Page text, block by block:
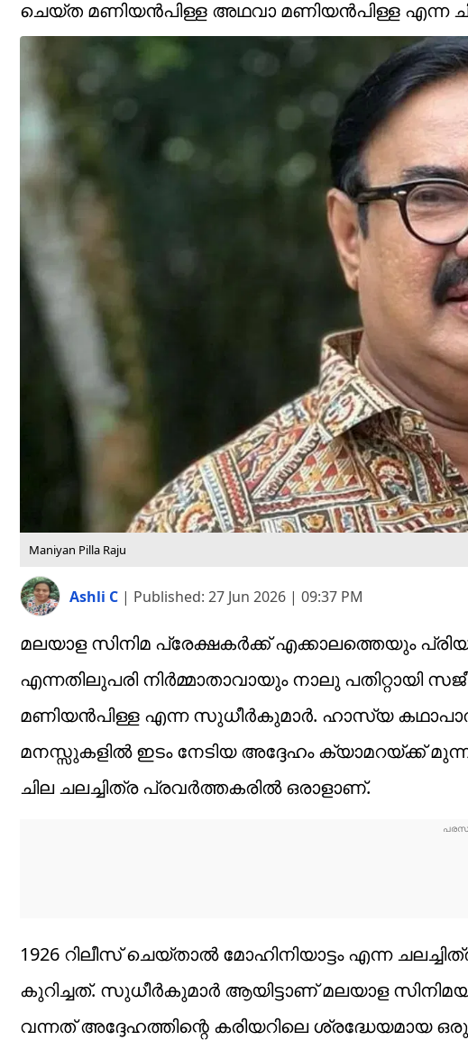
ചെയ്ത മണിയൻപിള്ള അഥവാ മണിയൻപിള്ള എന്ന
Maniyan Pilla Raju
Ashli C | Published: 27 Jun 2026 | 09:37 PM
മലയാള സിനിമ പ്രേക്ഷകർക്ക് എക്കാലത്തെയും
എന്നതിലുപരി നിർമ്മാതാവായും നാലു പതിറ്റായി
മണിയൻപിള്ള എന്ന സുധീർകുമാർ. ഹാസ്യ
മനസ്സുകളിൽ ഇടം നേടിയ അദ്ദേഹം ക്യാമറയ്ക്ക്
ചില ചലച്ചിത്ര പ്രവർത്തകരിൽ ഒരാളാണ്.
1926 റിലീസ് ചെയ്താൽ മോഹിനിയാട്ടം എന്ന
കുറിച്ചത്. സുധീർകുമാർ ആയിട്ടാണ് മലയാള
വന്നത് അദ്ദേഹത്തിന്റെ കരിയറിലെ ശ്രദ്ധേയമായ